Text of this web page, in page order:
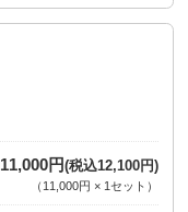
11,000円(税込12,100円)
（ 11,000円 × 1セット ）